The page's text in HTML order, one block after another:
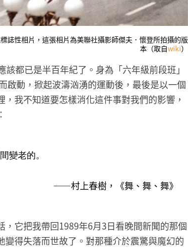
誌性相片，這張相片為美聯社攝影師傑夫．懷登所拍攝的版
本（取自wiki）
都已是半百年紀了。身為「六年級前段班」
啟動，掀起波濤汹湧的運動後，最後是以一個
我不知道要怎樣消化這件事對我們的影響，
變老的。
——村上春樹，《舞、舞、舞》
它把我帶回1989年6月3日看晚間新聞的那個
得失落而世故了。對那種介於震驚與魔幻的